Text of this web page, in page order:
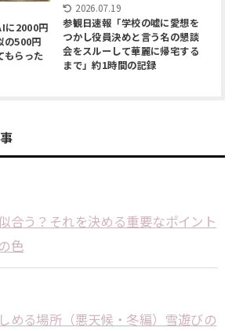
に2000円
の500円
もらった
2026.07.19
参観日速報「学校の嘘に愛想を
つかし役員決めと言う名の懇談
会をスルーして華麗に帰宅する
まで」約1時間の記録
合う？それを決める重要なポイント
色
める場所（悪天候・冬編）雪遊びの